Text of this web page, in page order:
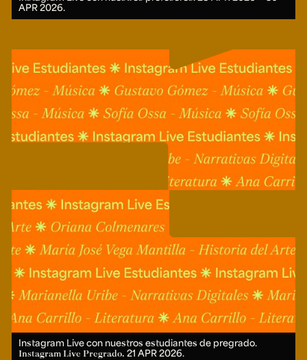
APR 2026.
Instagram Live con nuestros estudiantes de pregrado.
Instagram Live Pregrado. 21 APR 2026.